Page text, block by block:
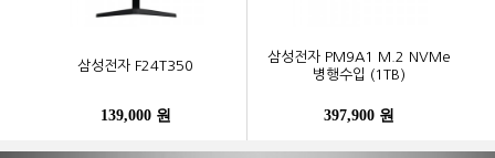
삼성전자 F24T350
139,000 원
삼성전자 PM9A1 M.2 NVMe
병행수입 (1TB)
397,900 원